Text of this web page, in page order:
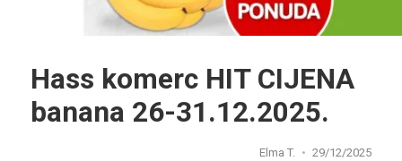
Hass komerc HIT CIJENA
banana 26-31.12.2025.
Elma T. 29/12/2025